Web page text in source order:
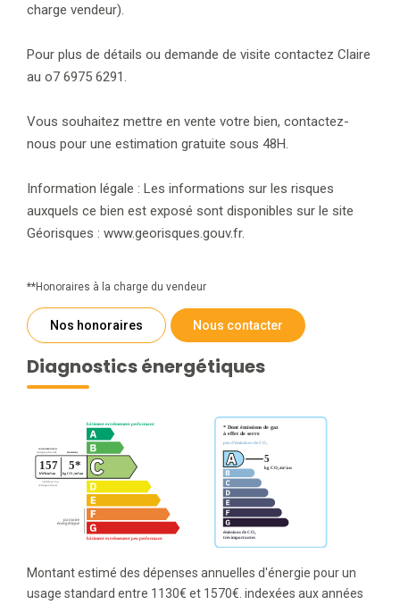
charge vendeur).
Pour plus de détails ou demande de visite contactez Claire
au o7 6975 6291.
Vous souhaitez mettre en vente votre bien, contactez-
nous pour une estimation gratuite sous 48H.
Information légale : Les informations sur les risques
auxquels ce bien est exposé sont disponibles sur le site
Géorisques : www.georisques.gouv.fr.
**Honoraires à la charge du vendeur
Nos honoraires Nous contacter
Diagnostics énergétiques
Montant estimé des dépenses annuelles d'énergie pour un
usage standard entre 1130€ et 1570€. indexées aux années